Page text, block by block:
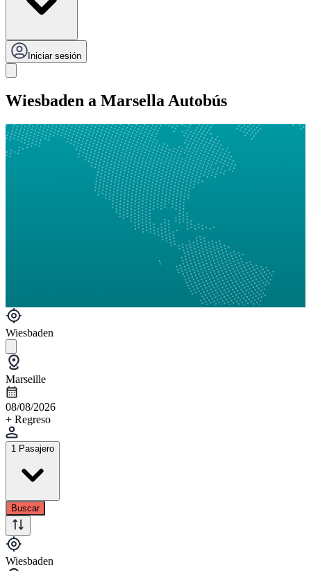
Iniciar sesión
Wiesbaden a Marsella Autobús
Wiesbaden
Marseille
08/08/2026
+ Regreso
1 Pasajero
Buscar
Wiesbaden